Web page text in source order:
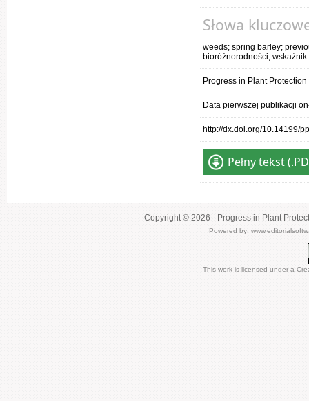
Słowa
weeds; spring barley;
bioróżnorodności;
Progress in Plant
Data pierwszej publikacji
http://dx.doi.org/10.14199/
Pełny tekst
Copyright © 2026 - Progress in Plant
Powered by:
This work is licensed under a